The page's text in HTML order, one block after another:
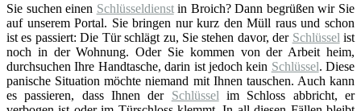
Sie suchen einen Schlüsseldienstin Broich? Dann begrüßen wir Sie
auf unserem Portal. Sie bringen nur kurz den Müll raus und schon
ist es passiert: Die Tür schlägt zu, Sie stehen davor, der Schlüssel ist
noch in der Wohnung. Oder Sie kommen von der Arbeit heim,
durchsuchen Ihre Handtasche, darin ist jedoch kein Schlüssel. Diese
panische Situation möchte niemand mit Ihnen tauschen. Auch kann
es passieren, dass Ihnen der Schlüssel im Schloss abbricht, er